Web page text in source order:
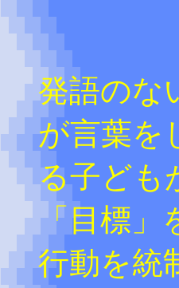
発語のな
が言葉を
る子ども
「目標」
行動を統